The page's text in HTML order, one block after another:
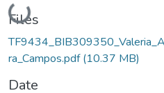
Loading...
Files
ra_Campos.pdf(10.37 MB)
Date